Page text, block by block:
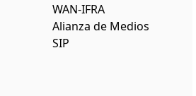
WAN-IFRA
Alianza de Medios
SIP